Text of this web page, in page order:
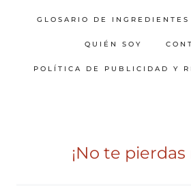
GLOSARIO DE INGREDIENTES
QUIÉN SOY
POLÍTICA DE PUBLICIDAD Y
¡No te pierdas